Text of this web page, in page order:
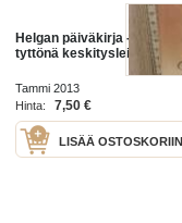
Helgan päiväkirja - Nuorena
tyttönä keskitysleirillä
Tammi 2013
Hinta:
7,50 €
LISÄÄ OSTOSKORIIN